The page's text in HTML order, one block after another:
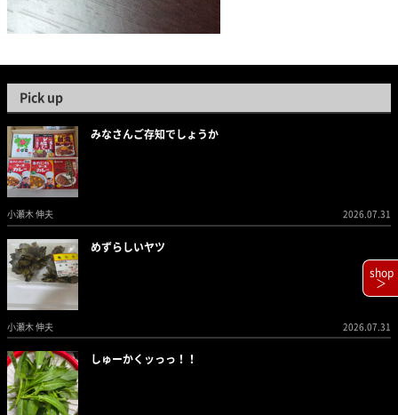
Pick up
みなさんご存知でしょうか
小瀬木 伸夫 2026.07.31
めずらしいヤツ
小瀬木 伸夫 2026.07.31
しゅーかくッっっ！！
shop
＞